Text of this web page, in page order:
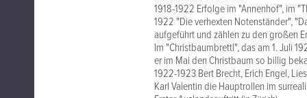
1918-1922 Erfolge im "Annenhof", im
1922 "Die verhexten Notenständer",
aufgeführt und zählen zu den großen
Im "Christbaumbrettl", das am 1. Juli
er im Mai den Christbaum so billig
1922-1923 Bert Brecht, Erich Engel,
Karl Valentin die Hauptrollen im